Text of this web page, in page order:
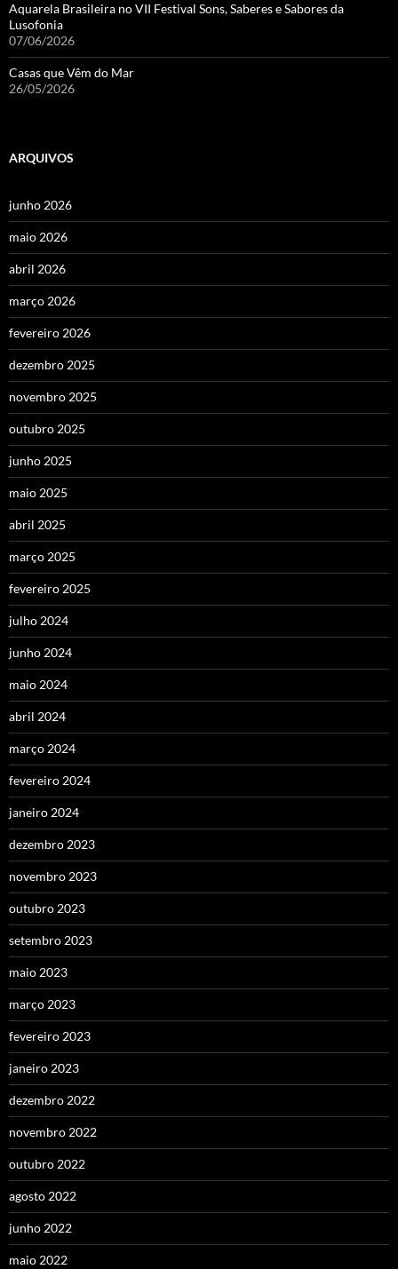
Aquarela Brasileira no VII Festival Sons, Saberes e Sabores da
Lusofonia
07/06/2026
Casas que Vêm do Mar
26/05/2026
ARQUIVOS
junho 2026
maio 2026
abril 2026
março 2026
fevereiro 2026
dezembro 2025
novembro 2025
outubro 2025
junho 2025
maio 2025
abril 2025
março 2025
fevereiro 2025
julho 2024
junho 2024
maio 2024
abril 2024
março 2024
fevereiro 2024
janeiro 2024
dezembro 2023
novembro 2023
outubro 2023
setembro 2023
maio 2023
março 2023
fevereiro 2023
janeiro 2023
dezembro 2022
novembro 2022
outubro 2022
agosto 2022
junho 2022
maio 2022